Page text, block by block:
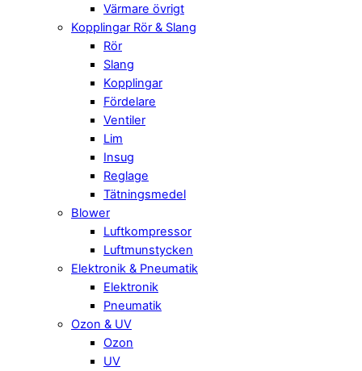
Värmare övrigt
Kopplingar Rör & Slang
Rör
Slang
Kopplingar
Fördelare
Ventiler
Lim
Insug
Reglage
Tätningsmedel
Blower
Luftkompressor
Luftmunstycken
Elektronik & Pneumatik
Elektronik
Pneumatik
Ozon & UV
Ozon
UV